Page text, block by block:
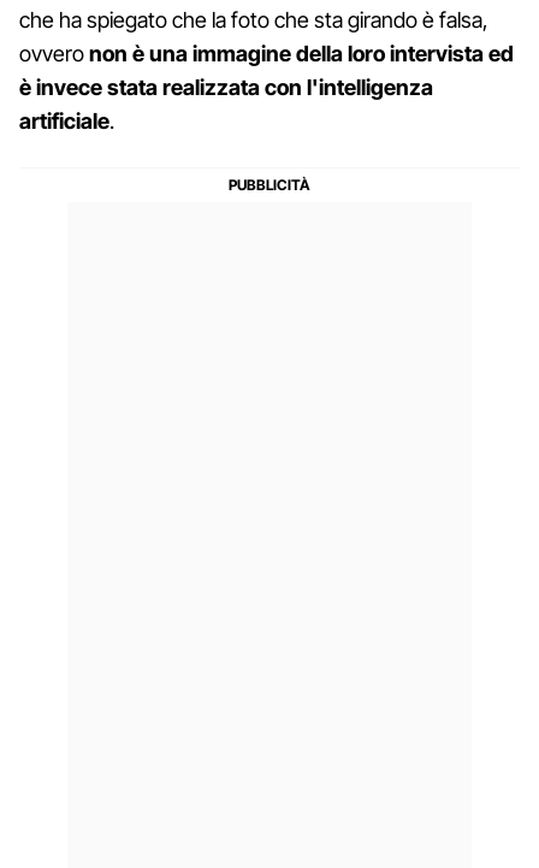
che ha spiegato che la foto che sta girando è falsa,
ovveronon è una immagine della loro intervista ed
è invece stata realizzata con l'intelligenza
artificiale.